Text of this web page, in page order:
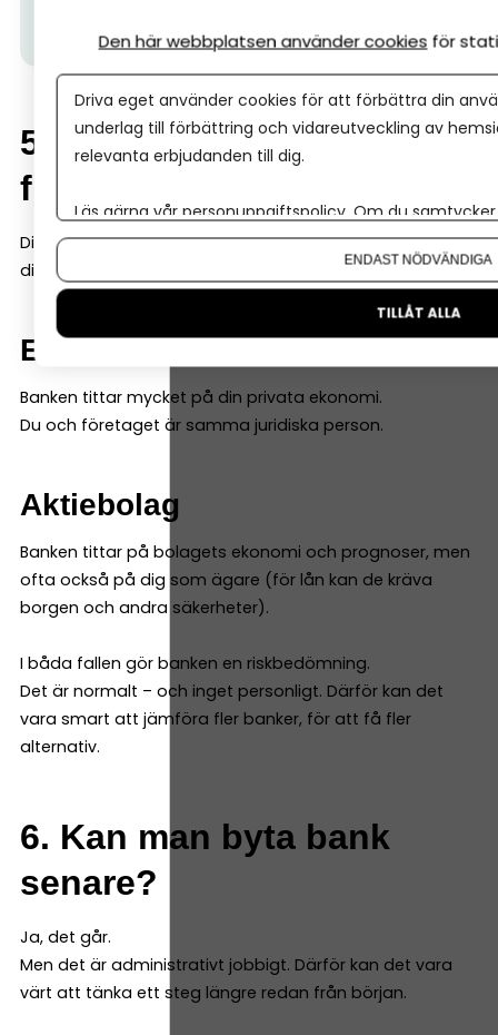
oavsett storlek boka ett personligt möte.)
5. Skillnad mellan enskild
firma och aktiebolag
Ditt val av företagsform påverkar hur banken bedömer
dig.
Enskild firma
Banken tittar mycket på din privata ekonomi.
Du och företaget är samma juridiska person.
Aktiebolag
Banken tittar på bolagets ekonomi och prognoser, men
ofta också på dig som ägare (för lån kan de kräva
borgen och andra säkerheter).
I båda fallen gör banken en riskbedömning.
Det är normalt – och inget personligt. Därför kan det
vara smart att jämföra fler banker, för att få fler
alternativ.
6. Kan man byta bank
senare?
Ja, det går.
Men det är administrativt jobbigt. Därför kan det vara
värt att tänka ett steg längre redan från början.
Den här webbplatsen använder cookies för
Driva eget använder cookies för att förbättra din
underlag till förbättring och vidareutveckling av
relevanta erbjudanden till dig.
Läs gärna vår personuppgiftspolicy. Om du
Om du vill ändra ditt val i efterhand hittar du den
ENDAST NÖDVÄNDIGA
TILLÅT ALLA